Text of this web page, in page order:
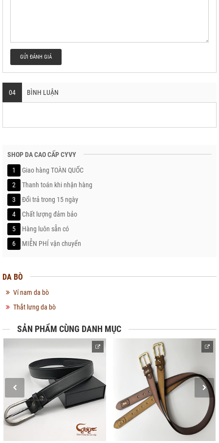
GỬI ĐÁNH GIÁ
04 BÌNH LUẬN
SHOP DA CAO CẤP CYVY
1
Giao hàng TOÀN QUỐC
2
Thanh toán khi nhận hàng
3
Đổi trả trong 15 ngày
4
Chất lượng đảm bảo
5
Hàng luôn sẵn có
6
MIỄN PHÍ vận chuyển
DA BÒ
Ví nam da bò
Thắt lưng da bò
SẢN PHẨM CÙNG DANH MỤC